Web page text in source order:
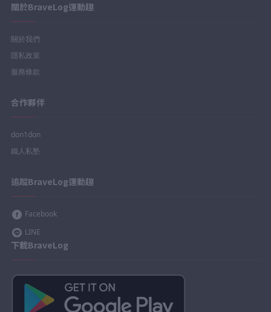
關於BraveLog運動趣
關於我們
隱私政策
服務條款
合作夥伴
don1don
鐵人私塾
追蹤BraveLog運動趣
Facebook
LINE
下載BraveLog